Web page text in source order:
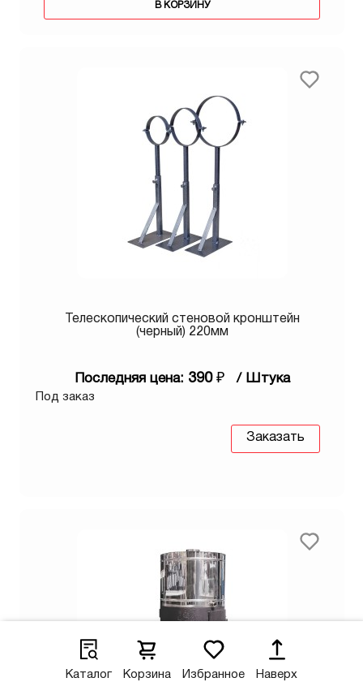
В КОРЗИНУ
Телескопический стеновой кронштейн
(черный) 220мм
Последняя цена: 390 ₽ / Штука
Под заказ
Заказать
Каталог Корзина Избранное Наверх